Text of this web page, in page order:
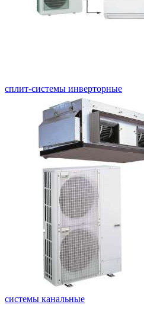
сплит-системы инверторные
системы канальные